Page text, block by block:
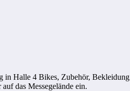
Halle 4 Bikes, Zubehör,
das Messegelände ein.